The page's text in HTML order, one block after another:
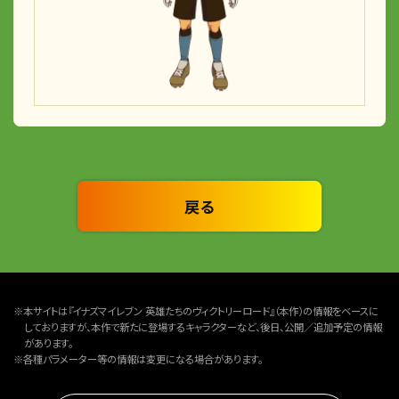
戻る
※本サイトは『イナズマイレブン 英雄たちのヴィクトリーロード』（本作）の情報をベースに
しておりますが、本作で新たに登場するキャラクターなど、後日、公開／追加予定の情報
があります。
※各種パラメーター等の情報は変更になる場合があります。